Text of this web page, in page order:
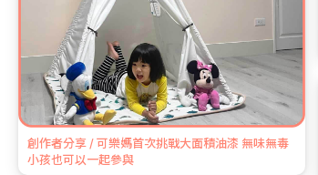
創作者分享 / 可樂媽首次挑戰大面積油漆 無味無毒
小孩也可以一起參與